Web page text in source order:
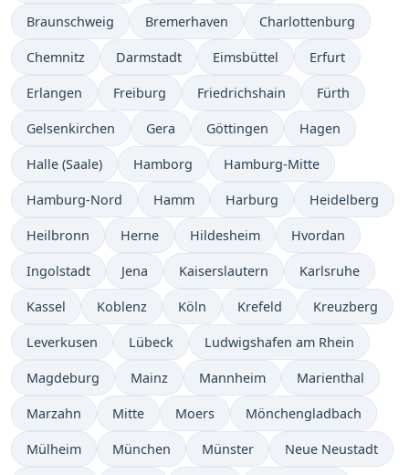
Braunschweig Bremerhaven Charlottenburg
Chemnitz Darmstadt Eimsbüttel Erfurt
Erlangen Freiburg Friedrichshain Fürth
Gelsenkirchen Gera Göttingen Hagen
Halle (Saale) Hamborg Hamburg-Mitte
Hamburg-Nord Hamm Harburg Heidelberg
Heilbronn Herne Hildesheim Hvordan
Ingolstadt Jena Kaiserslautern Karlsruhe
Kassel Koblenz Köln Krefeld Kreuzberg
Leverkusen Lübeck Ludwigshafen am Rhein
Magdeburg Mainz Mannheim Marienthal
Marzahn Mitte Moers Mönchengladbach
Mülheim München Münster Neue Neustadt